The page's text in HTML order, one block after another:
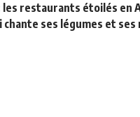
les restaurants étoilés en
ses légumes et ses